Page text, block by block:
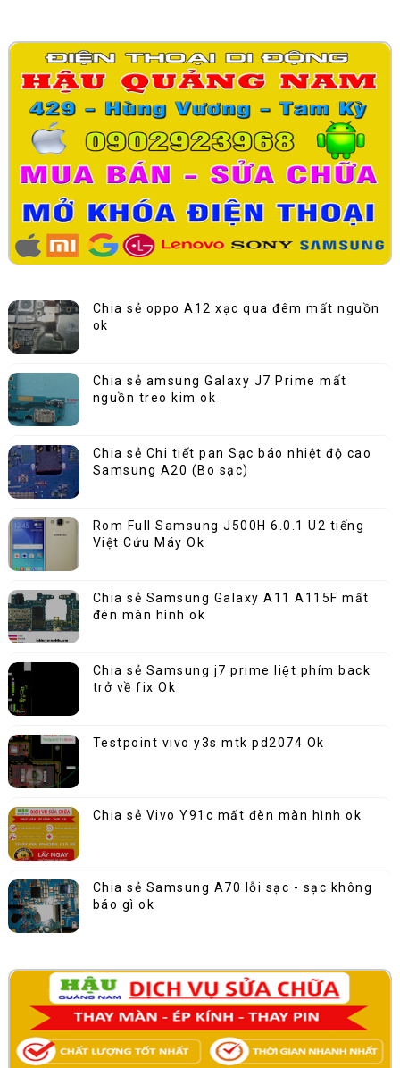
Chia sẻ oppo A12 xạc qua đêm mất nguồn
ok
Chia sẻ amsung Galaxy J7 Prime mất
nguồn treo kim ok
Chia sẻ Chi tiết pan Sạc báo nhiệt độ cao
Samsung A20 (Bo sạc)
Rom Full Samsung J500H 6.0.1 U2 tiếng
Việt Cứu Máy Ok
Chia sẻ Samsung Galaxy A11 A115F mất
đèn màn hình ok
Chia sẻ Samsung j7 prime liệt phím back
trở về fix Ok
Testpoint vivo y3s mtk pd2074 Ok
Chia sẻ Vivo Y91c mất đèn màn hình ok
Chia sẻ Samsung A70 lỗi sạc - sạc không
báo gì ok